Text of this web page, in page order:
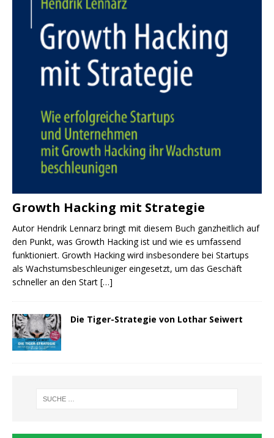
Growth Hacking mit Strategie
Autor Hendrik Lennarz bringt mit diesem Buch ganzheitlich auf
den Punkt, was Growth Hacking ist und wie es umfassend
funktioniert. Growth Hacking wird insbesondere bei Startups
als Wachstumsbeschleuniger eingesetzt, um das Geschäft
schneller an den Start […]
Die Tiger-Strategie von Lothar Seiwert